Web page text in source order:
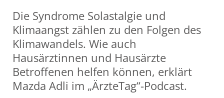
Die Syndrome Solastalgie und
Klimaangst zählen zu den Folgen des
Klimawandels. Wie auch
Hausärztinnen und Hausärzte
Betroffenen helfen können, erklärt
Mazda Adli im „ÄrzteTag“-Podcast.